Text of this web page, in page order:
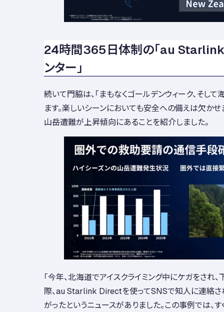
24時間365日体制の「au
ンター」
続いて門脇は、「まもなくゴールデンウィーク、そし
ます。楽しいシーンにおいても安全への備えは欠かせ
山岳遭難が上昇傾向にあることを紹介しました。
「今年、北海道でアイスクライミング中にケガをされ
際、au Starlink Directを使ってSNSで知人に連絡さ
がったというニュースがありました。この事例では、